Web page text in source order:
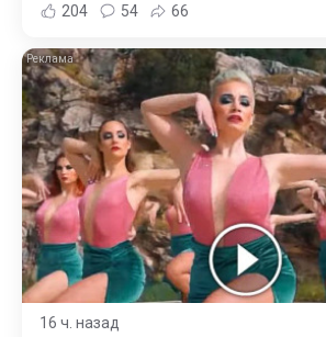
204 54 66
16 ч. назад